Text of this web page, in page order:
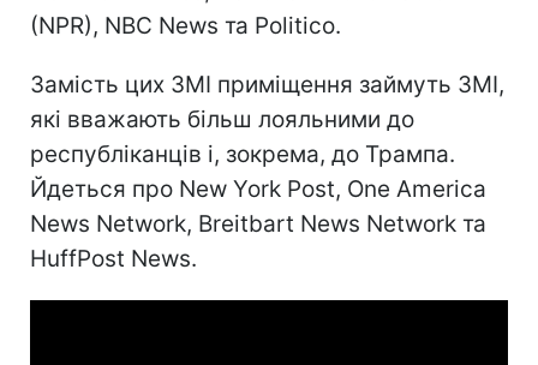
(NPR), NBC News та Politico.
Замість цих ЗМІ приміщення займуть ЗМІ,
які вважають більш лояльними до
республіканців і, зокрема, до Трампа.
Йдеться про New York Post, One America
News Network, Breitbart News Network та
HuffPost News.